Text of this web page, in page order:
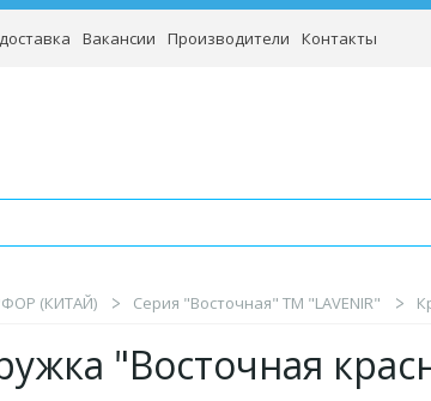
Вакансии Производители Контакты
(КИТАЙ) Серия "Восточная" TM "LAVENIR"
"Восточная